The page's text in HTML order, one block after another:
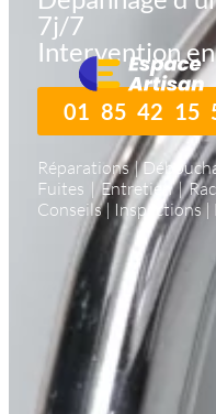
7j/7
Intervention
01 85 42 15
Réparations |
Fuites | Entretien |
Conseils | Inspections